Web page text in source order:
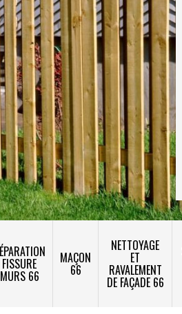
FISSURE
MURS 66
MAÇON
66
NETTOYAGE
ET
RAVALEMENT
DE FAÇADE 66